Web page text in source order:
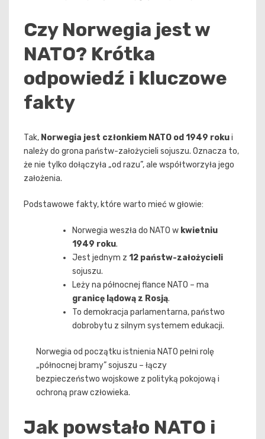
Czy Norwegia jest w
NATO? Krótka
odpowiedź i kluczowe
fakty
Tak, Norwegia jest członkiem NATO od 1949 rokui
należy do grona państw-założycieli sojuszu. Oznacza to,
że nie tylko dołączyła „od razu”, ale współtworzyła jego
założenia.
Podstawowe fakty, które warto mieć w głowie:
Norwegia weszła do NATO w kwietniu
1949 roku.
Jest jednym z 12 państw-założycieli
sojuszu.
Leży na północnej flance NATO – ma
granicę lądową z Rosją.
To demokracja parlamentarna, państwo
dobrobytu z silnym systemem edukacji.
Norwegia od początku istnienia NATO pełni rolę
„północnej bramy” sojuszu – łączy
bezpieczeństwo wojskowe z polityką pokojową i
ochroną praw człowieka.
Jak powstało NATO i